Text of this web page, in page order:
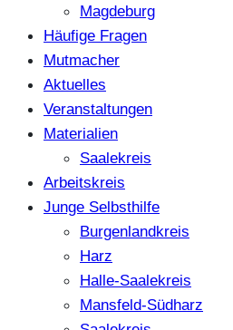
Magdeburg
Häufige Fragen
Mutmacher
Aktuelles
Veranstaltungen
Materialien
Saalekreis
Arbeitskreis
Junge Selbsthilfe
Burgenlandkreis
Harz
Halle-Saalekreis
Mansfeld-Südharz